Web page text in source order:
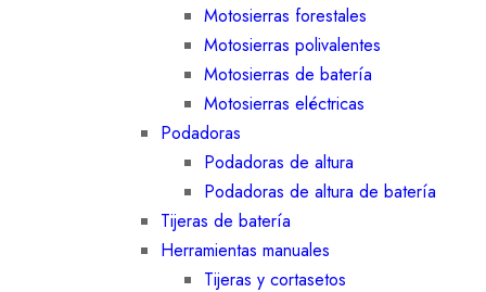
Motosierras forestales
Motosierras polivalentes
Motosierras de batería
Motosierras eléctricas
Podadoras
Podadoras de altura
Podadoras de altura de batería
Tijeras de batería
Herramientas manuales
Tijeras y cortasetos